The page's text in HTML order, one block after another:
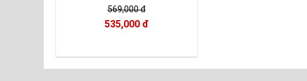
569,000 đ
535,000 đ